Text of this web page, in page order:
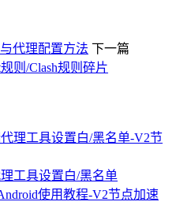
代理配置方法 下一篇
则/Clash规则碎片
工具设置白/黑名单